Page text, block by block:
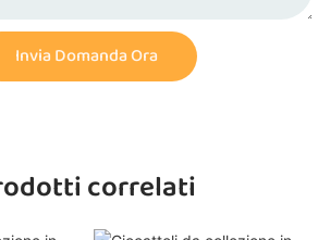
Invia Domanda Ora
correlati